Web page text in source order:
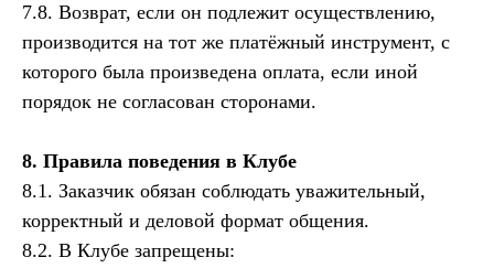
7.8. Возврат, если он подлежит осуществлению,
производится на тот же платёжный инструмент, с
которого была произведена оплата, если иной
порядок не согласован сторонами.
8. Правила поведения в Клубе
8.1. Заказчик обязан соблюдать уважительный,
корректный и деловой формат общения.
8.2. В Клубе запрещены: